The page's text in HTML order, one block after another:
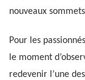
nouveaux
Pour les
le moment
redevenir l’une